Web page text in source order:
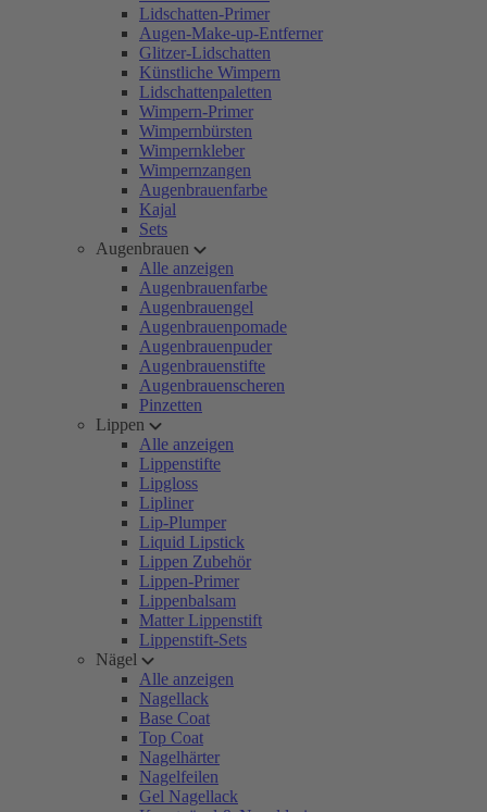
Lidschatten-Primer
Augen-Make-up-Entferner
Glitzer-Lidschatten
Künstliche Wimpern
Lidschattenpaletten
Wimpern-Primer
Wimpernbürsten
Wimpernkleber
Wimpernzangen
Augenbrauenfarbe
Kajal
Sets
Augenbrauen
Alle anzeigen
Augenbrauenfarbe
Augenbrauengel
Augenbrauenpomade
Augenbrauenpuder
Augenbrauenstifte
Augenbrauenscheren
Pinzetten
Lippen
Alle anzeigen
Lippenstifte
Lipgloss
Lipliner
Lip-Plumper
Liquid Lipstick
Lippen Zubehör
Lippen-Primer
Lippenbalsam
Matter Lippenstift
Lippenstift-Sets
Nägel
Alle anzeigen
Nagellack
Base Coat
Top Coat
Nagelhärter
Nagelfeilen
Gel Nagellack